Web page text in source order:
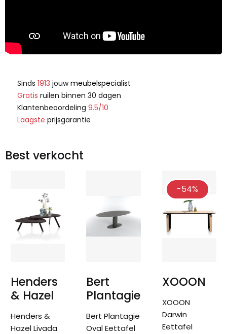
Sinds 1913 jouwmeubelspecialist
Gratis ruilen binnen 30 dagen
Klantenbeoordeling 9.5/10
Laagste prijsgarantie
Best verkocht
Henders
& Hazel
Henders &
Hazel Livada
Bert
Plantagie
Bert Plantagie
Oval Eettafel
-54%
XOOON
XOOON
Darwin
Eettafel